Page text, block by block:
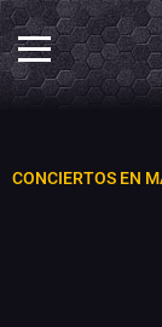
CONCIERTOS EN